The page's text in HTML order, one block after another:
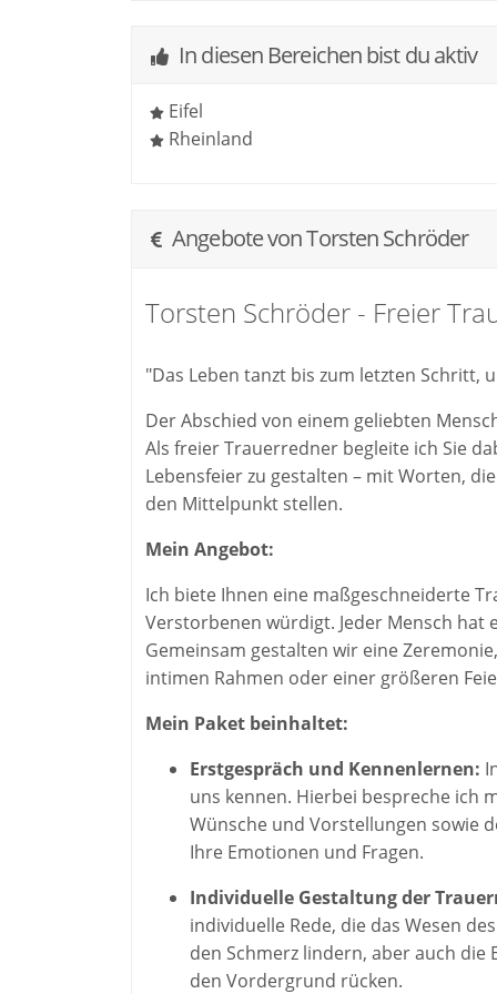
In diesen Bereichen bist du aktiv
Eifel
Rheinland
Angebote von Torsten Schröder
Torsten Schröder - Freier
"Das Leben tanzt bis zum letzten Schritt,
Der Abschied von einem geliebten
Als freier Trauerredner begleite ich Sie
Lebensfeier zu gestalten – mit Worten,
den Mittelpunkt stellen.
Mein Angebot:
Ich biete Ihnen eine maßgeschneiderte
Verstorbenen würdigt. Jeder Mensch hat
Gemeinsam gestalten wir eine
intimen Rahmen oder einer größeren
Mein Paket beinhaltet:
Erstgespräch und Kennenlernen:
uns kennen. Hierbei bespreche ich
Wünsche und Vorstellungen sowie
Ihre Emotionen und Fragen.
Individuelle Gestaltung der
individuelle Rede, die das Wesen
den Schmerz lindern, aber auch die
den Vordergrund rücken.